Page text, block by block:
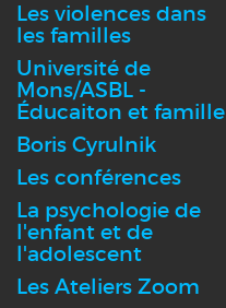
Les violences dans
les familles
Université de
Mons/ASBL -
Éducaiton et famille
Boris Cyrulnik
Les conférences
La psychologie de
l'enfant et de
l'adolescent
Les Ateliers Zoom